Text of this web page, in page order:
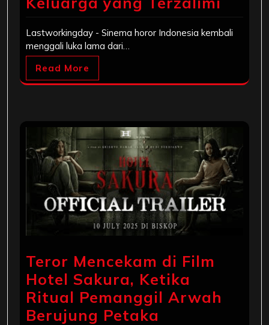
Lastworkingday - Sinema horor Indonesia kembali
menggali luka lama dari…
Read More
Teror Mencekam di Film
Hotel Sakura, Ketika
Ritual Pemanggil Arwah
Berujung Petaka